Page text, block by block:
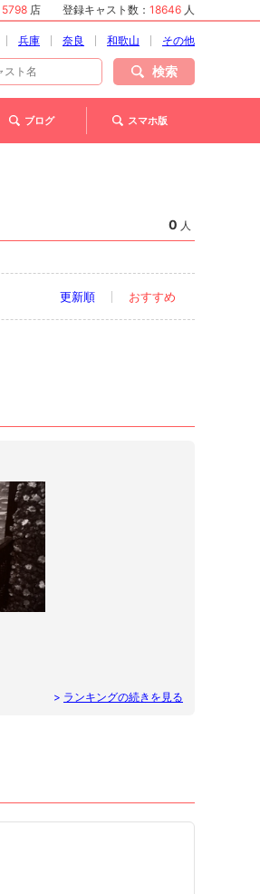
5798 店 登録キャスト数： 18646 人
兵庫 奈良 和歌山 その他
検索
ブログ スマホ版
0 人
更新順 おすすめ
> ランキングの続きを見る